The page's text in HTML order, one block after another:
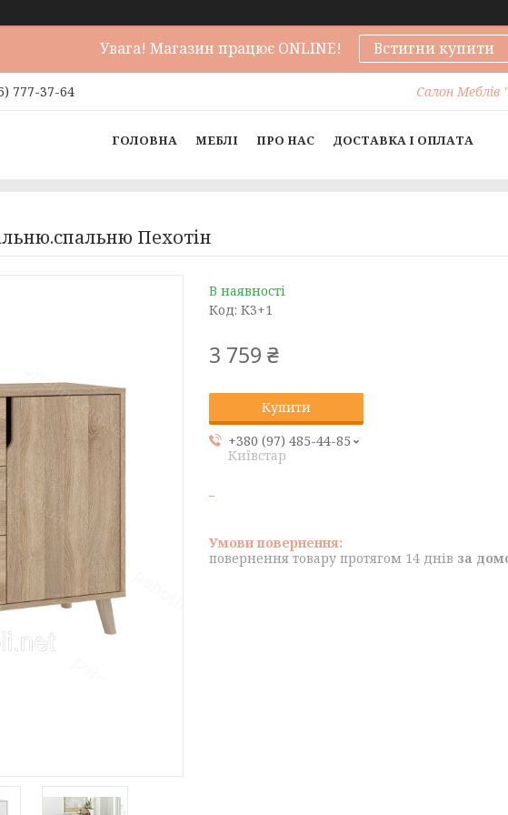
Увага! Магазин працює ONLINE! Встигни купити
777-37-64 Салон Меблів
ГОЛОВНА МЕБЛІ ПРО НАС ДОСТАВКА І ОПЛАТА
Пехотін
В наявності
Код: К3+1
3 759 ₴
Купити
+380 (97) 485-44-85
Київстар
повернення товару протягом 14 днів за